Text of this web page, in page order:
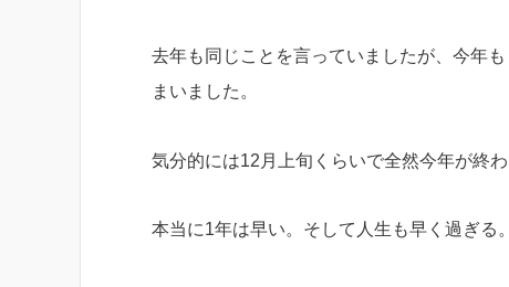
去年も同じことを言っていましたが、今年
まいました。
気分的には12月上旬くらいで全然今年が終
本当に1年は早い。そして人生も早く過ぎる。